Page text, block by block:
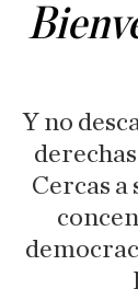
Y no
Cercas